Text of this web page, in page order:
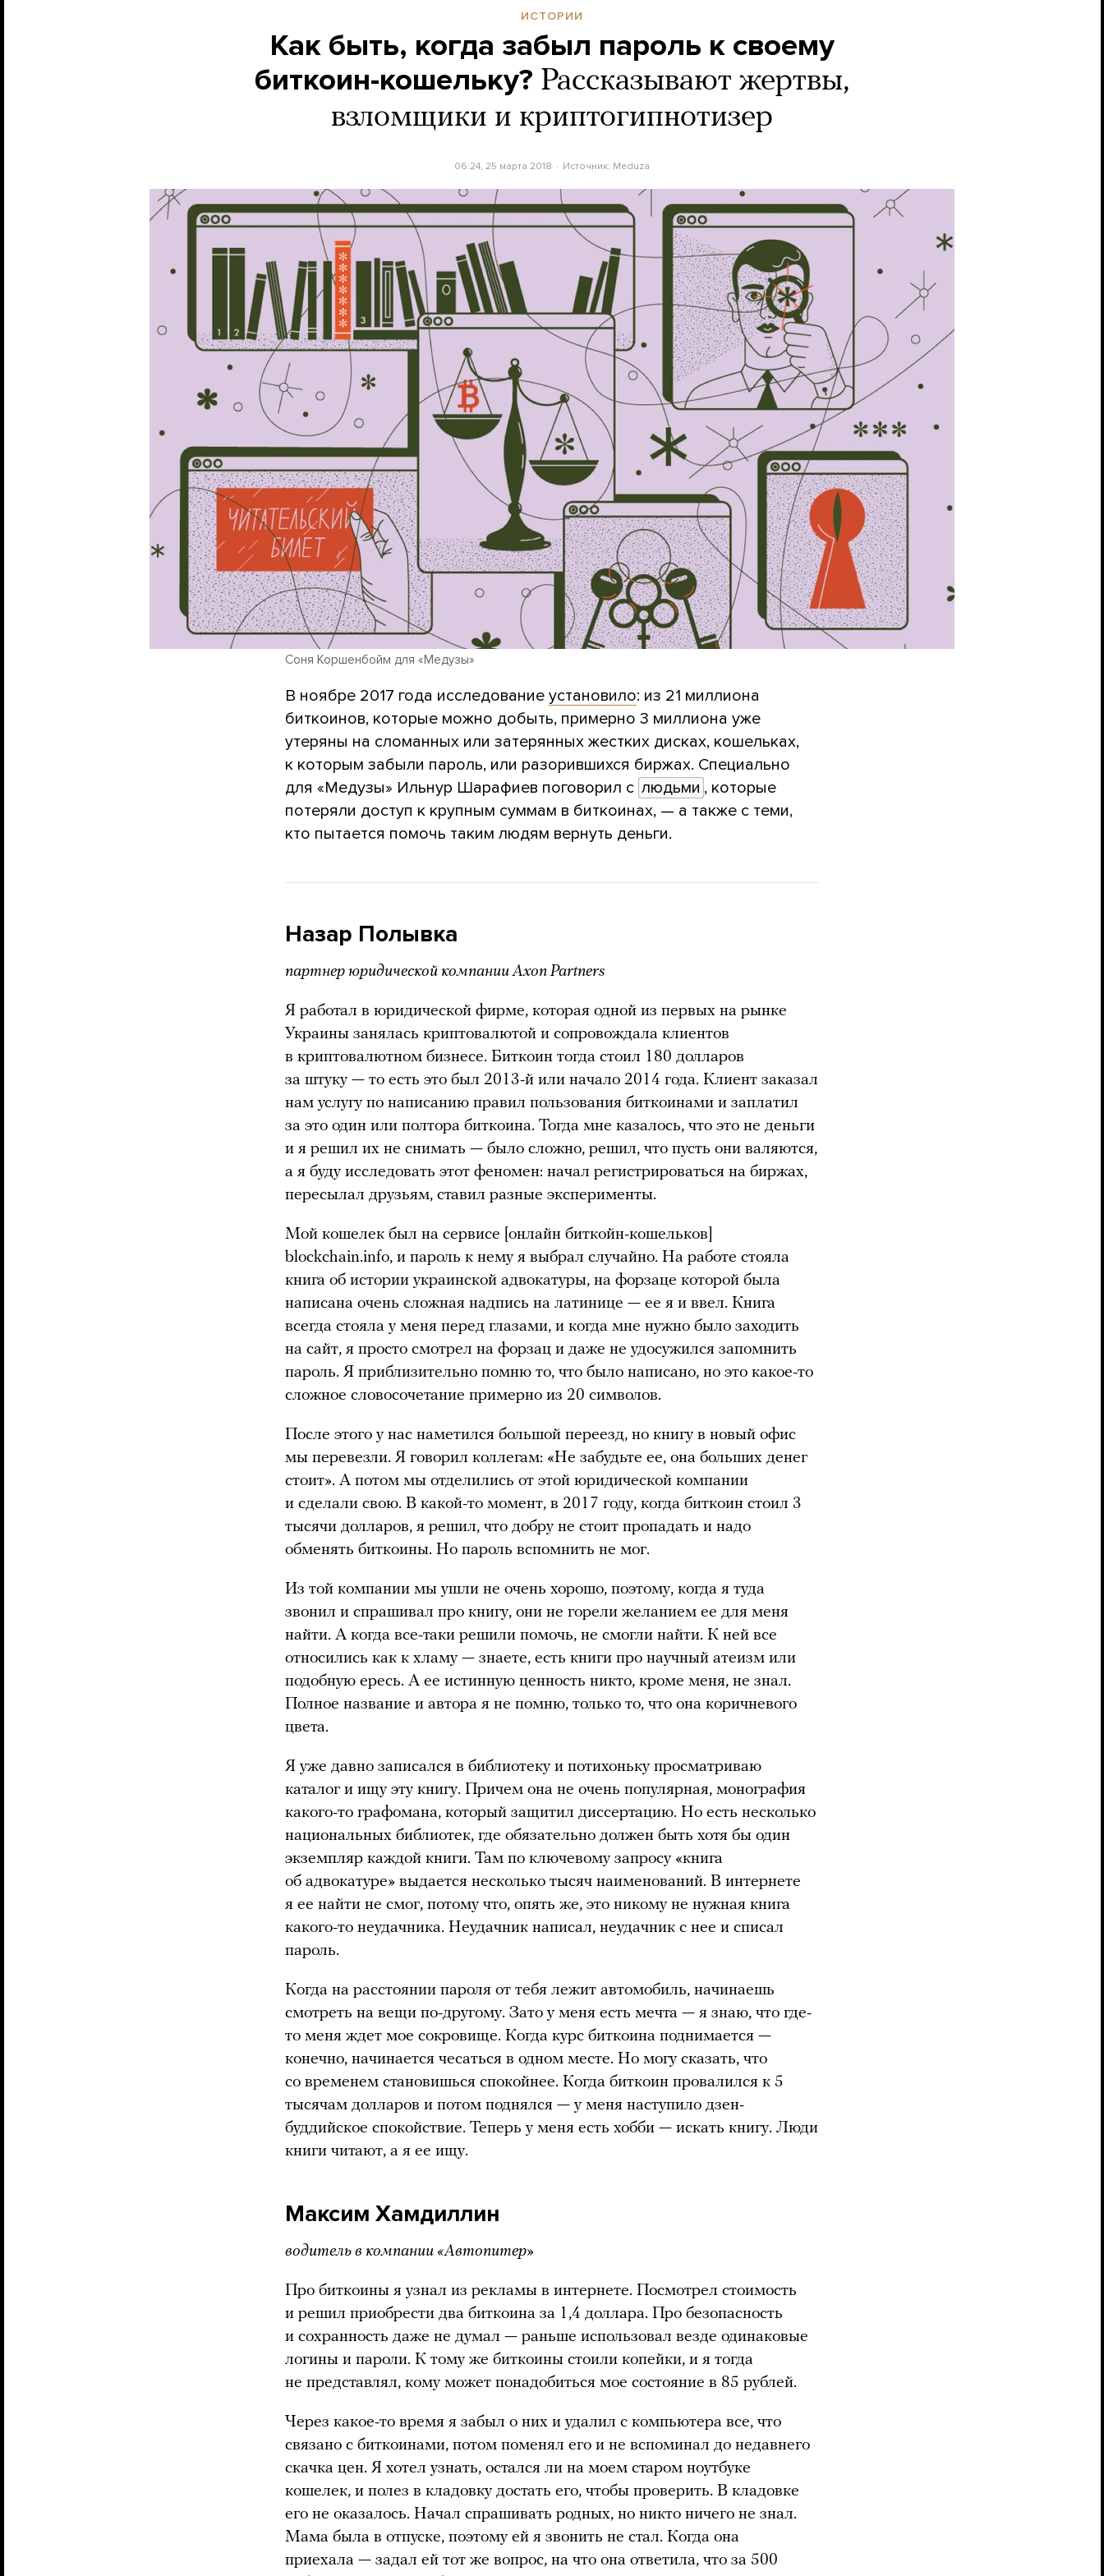
ИСТОРИИ
Как быть, когда забыл пароль к своему
биткоин-кошельку? Рассказывают жертвы,
взломщики и криптогипнотизер
06:24, 25 марта 2018 Источник: Meduza
Соня Коршенбойм для «Медузы»
В ноябре 2017 года исследование установило: из 21 миллиона
биткоинов, которые можно добыть, примерно 3 миллиона уже
утеряны на сломанных или затерянных жестких дисках, кошельках,
к которым забыли пароль, или разорившихся биржах. Специально
для «Медузы» Ильнур Шарафиев поговорил с людьми , которые
потеряли доступ к крупным суммам в биткоинах, — а также с теми,
кто пытается помочь таким людям вернуть деньги.
Назар Полывка
партнер юридической компании Axon Partners
Я работал в юридической фирме, которая одной из первых на рынке
Украины занялась криптовалютой и сопровождала клиентов
в криптовалютном бизнесе. Биткоин тогда стоил 180 долларов
за штуку — то есть это был 2013-й или начало 2014 года. Клиент заказал
нам услугу по написанию правил пользования биткоинами и заплатил
за это один или полтора биткоина. Тогда мне казалось, что это не деньги
и я решил их не снимать — было сложно, решил, что пусть они валяются,
а я буду исследовать этот феномен: начал регистрироваться на биржах,
пересылал друзьям, ставил разные эксперименты.
Мой кошелек был на сервисе [онлайн биткойн-кошельков]
blockchain.info, и пароль к нему я выбрал случайно. На работе стояла
книга об истории украинской адвокатуры, на форзаце которой была
написана очень сложная надпись на латинице — ее я и ввел. Книга
всегда стояла у меня перед глазами, и когда мне нужно было заходить
на сайт, я просто смотрел на форзац и даже не удосужился запомнить
пароль. Я приблизительно помню то, что было написано, но это какое-то
сложное словосочетание примерно из 20 символов.
После этого у нас наметился большой переезд, но книгу в новый офис
мы перевезли. Я говорил коллегам: «Не забудьте ее, она больших денег
стоит». А потом мы отделились от этой юридической компании
и сделали свою. В какой-то момент, в 2017 году, когда биткоин стоил 3
тысячи долларов, я решил, что добру не стоит пропадать и надо
обменять биткоины. Но пароль вспомнить не мог.
Из той компании мы ушли не очень хорошо, поэтому, когда я туда
звонил и спрашивал про книгу, они не горели желанием ее для меня
найти. А когда все-таки решили помочь, не смогли найти. К ней все
относились как к хламу — знаете, есть книги про научный атеизм или
подобную ересь. А ее истинную ценность никто, кроме меня, не знал.
Полное название и автора я не помню, только то, что она коричневого
цвета.
Я уже давно записался в библиотеку и потихоньку просматриваю
каталог и ищу эту книгу. Причем она не очень популярная, монография
какого-то графомана, который защитил диссертацию. Но есть несколько
национальных библиотек, где обязательно должен быть хотя бы один
экземпляр каждой книги. Там по ключевому запросу «книга
об адвокатуре» выдается несколько тысяч наименований. В интернете
я ее найти не смог, потому что, опять же, это никому не нужная книга
какого-то неудачника. Неудачник написал, неудачник с нее и списал
пароль.
Когда на расстоянии пароля от тебя лежит автомобиль, начинаешь
смотреть на вещи по-другому. Зато у меня есть мечта — я знаю, что где-
то меня ждет мое сокровище. Когда курс биткоина поднимается —
конечно, начинается чесаться в одном месте. Но могу сказать, что
со временем становишься спокойнее. Когда биткоин провалился к 5
тысячам долларов и потом поднялся — у меня наступило дзен-
буддийское спокойствие. Теперь у меня есть хобби — искать книгу. Люди
книги читают, а я ее ищу.
Максим Хамдиллин
водитель в компании «Автопитер»
Про биткоины я узнал из рекламы в интернете. Посмотрел стоимость
и решил приобрести два биткоина за 1,4 доллара. Про безопасность
и сохранность даже не думал — раньше использовал везде одинаковые
логины и пароли. К тому же биткоины стоили копейки, и я тогда
не представлял, кому может понадобиться мое состояние в 85 рублей.
Через какое-то время я забыл о них и удалил с компьютера все, что
связано с биткоинами, потом поменял его и не вспоминал до недавнего
скачка цен. Я хотел узнать, остался ли на моем старом ноутбуке
кошелек, и полез в кладовку достать его, чтобы проверить. В кладовке
его не оказалось. Начал спрашивать родных, но никто ничего не знал.
Мама была в отпуске, поэтому ей я звонить не стал. Когда она
приехала — задал ей тот же вопрос, на что она ответила, что за 500